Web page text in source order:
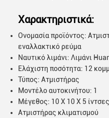
Χαρακτηριστικά:
Ονομασία προϊόντος:
εναλλακτικό ρεύμα
Ναυτικό λιμάνι: Λιμάνι
Ελάχιστη ποσότητα: 12
Τύπος: Ατμιστήρας
Μοντέλο αυτοκινήτου: 1
Μέγεθος: 10 X 10 X 5 ίντσες
Ατμιστήρας κλιματισμού